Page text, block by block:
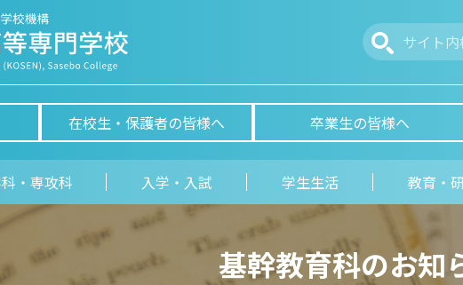
在校生・保護者の皆様へ 卒業生の皆様へ
・専攻科 入学・入試 学生生活 教育・
基幹教育科のお知